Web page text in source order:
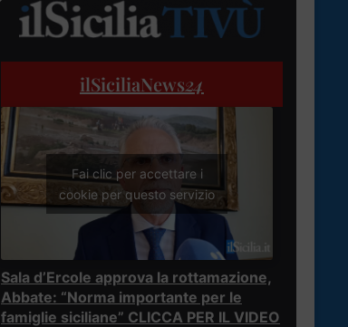
ilSiciliaNews24
Fai clic per accettare i
cookie per questo servizio
Sala d’Ercole approva la rottamazione,
Abbate: “Norma importante per le
famiglie siciliane” CLICCA PER IL VIDEO